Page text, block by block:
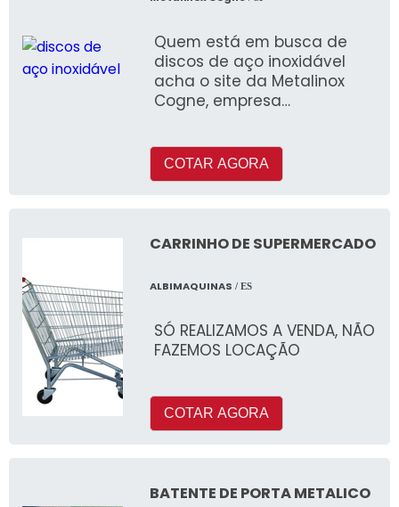
Quem está em busca de
discos de aço inoxidável
acha o site da Metalinox
Cogne, empresa
aços inoxi
COTAR AGORA
CARRINHO DE SUPERMERCADO
ALBIMAQUINAS / ES
SÓ REALIZAMOS A VENDA, NÃO
FAZEMOS LOCAÇÃO
COTAR AGORA
BATENTE DE PORTA METALICO